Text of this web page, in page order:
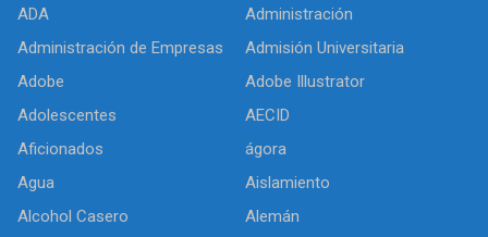
ADA
Administración
Administración de Empresas
Admisión Universitaria
Adobe
Adobe Illustrator
Adolescentes
AECID
Aficionados
ágora
Agua
Aislamiento
Alcohol Casero
Alemán